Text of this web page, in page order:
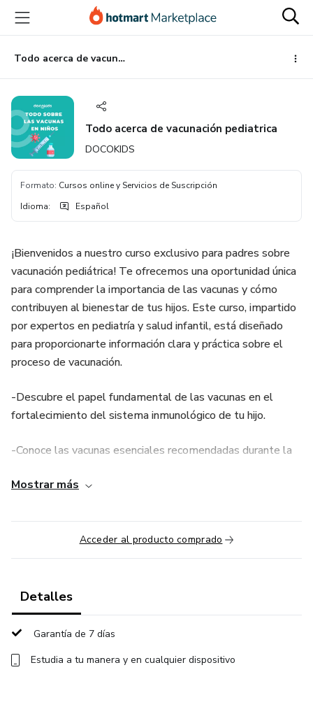
principal
página
de
página
Todo acerca de vacunación pediatrica
Todo acerca de vacunación pediatrica
DOCOKIDS
Formato: Cursos online y Servicios de Suscripción
Idioma: Español
¡Bienvenidos a nuestro curso exclusivo para padres sobre
vacunación pediátrica! Te ofrecemos una oportunidad única
para comprender la importancia de las vacunas y cómo
contribuyen al bienestar de tus hijos. Este curso, impartido
por expertos en pediatría y salud infantil, está diseñado
para proporcionarte información clara y práctica sobre el
proceso de vacunación.
-Descubre el papel fundamental de las vacunas en el
fortalecimiento del sistema inmunológico de tu hijo.
-Conoce las vacunas esenciales recomendadas durante la
pediátrica.
-Aprende sobre las vacunas clave que protegen contra
-Abordamos mitos comunes y preocupaciones sobre la
vacunación.
-Proporcionamos información basada en evidencia para
Mostrar más
Acceder al producto comprado
Detalles
Garantía de 7 días
Estudia a tu manera y en cualquier dispositivo